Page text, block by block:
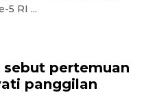
5 RI ...
pertemuan
panggilan